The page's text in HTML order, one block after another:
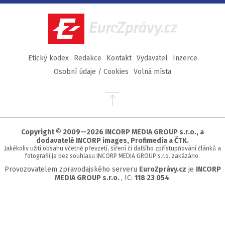
Facebook
TwitterInstagram
YouTube
EuroZprávy.cz
Etický kodex Redakce Kontakt Vydavatel
Inzerce
Osobní údaje / Cookies
Volná místa
Přejít
stránky
Copyright © 2009—2026 INCORP MEDIA GROUP s.r.o., a
dodavatelé INCORP images, Profimedia a ČTK.
Jakékoliv užití obsahu včetně převzetí, šíření či dalšího zpřístupňování článků a
fotografií je bez souhlasu INCORP MEDIA GROUP s.r.o. zakázáno.
Provozovatelem zpravodajského serveru EuroZprávy.cz je INCORP
MEDIA GROUP s.r.o. , IC: 118 23 054.